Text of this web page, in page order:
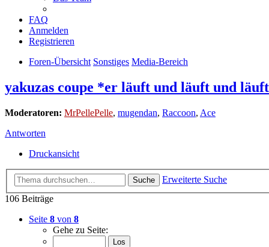
FAQ
Anmelden
Registrieren
Foren-Übersicht Sonstiges Media-Bereich
yakuzas coupe *er läuft und läuft und
Moderatoren: MrPellePelle, mugendan, Raccoon, Ace
Antworten
Druckansicht
Suche
Erweiterte Suche
106 Beiträge
Seite 8 von 8
Gehe zu Seite: